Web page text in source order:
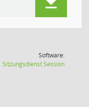
Software:
SitzungsdienstSession(Wird in